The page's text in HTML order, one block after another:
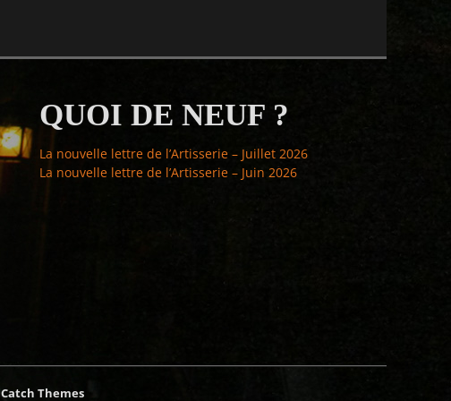
QUOI DE NEUF ?
La nouvelle lettre de l’Artisserie – Juillet 2026
La nouvelle lettre de l’Artisserie – Juin 2026
Catch Themes